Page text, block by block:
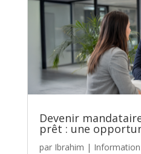
Devenir
prêt : une
par Ibrahim | Information